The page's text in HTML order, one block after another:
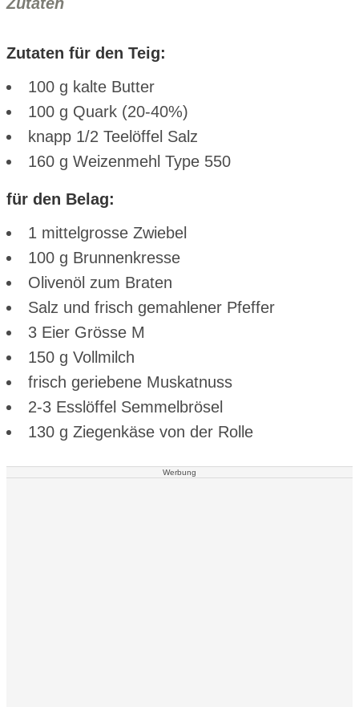
Zutaten für den Teig:
100 g kalte Butter
100 g Quark (20-40%)
knapp 1/2 Teelöffel Salz
160 g Weizenmehl Type 550
für den Belag:
1 mittelgrosse Zwiebel
100 g Brunnenkresse
Olivenöl zum Braten
Salz und frisch gemahlener Pfeffer
3 Eier Grösse M
150 g Vollmilch
frisch geriebene Muskatnuss
2-3 Esslöffel Semmelbrösel
130 g Ziegenkäse von der Rolle
Werbung